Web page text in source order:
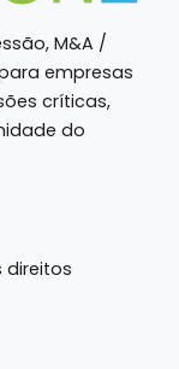
M&A /
para empresas
críticas,
do
direitos